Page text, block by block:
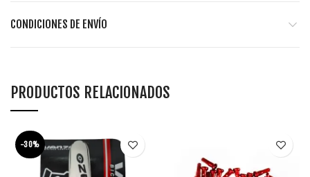
CONDICIONES DE ENVÍO
PRODUCTOS RELACIONADOS
-30%